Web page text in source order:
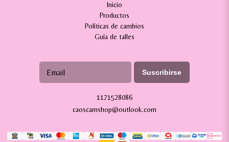
Inicio
Productos
Políticas de cambios
Guía de talles
Suscribirse
1171528086
caoscamshop@outlook.com